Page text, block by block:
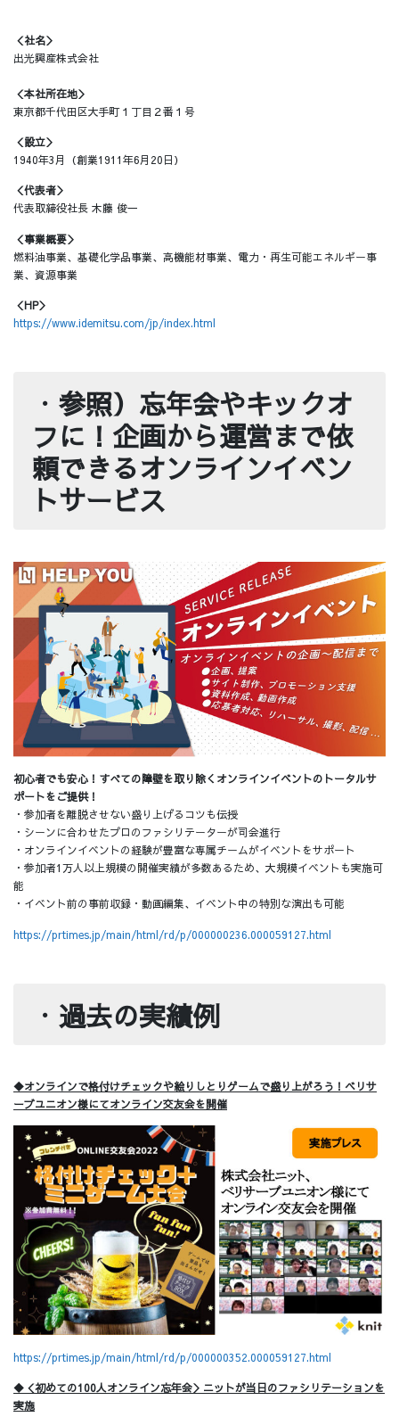
​＜社名＞
出光興産株式会社
＜本社所在地＞
東京都千代田区大手町１丁目２番１号
＜設立＞
1940年3月（創業1911年6月20日）
＜代表者＞
代表取締役社長 木藤 俊一
＜事業概要＞
燃料油事業、基礎化学品事業、高機能材事業、電力・再生可能エネルギー事
業、資源事業
＜HP＞
https://www.idemitsu.com/jp/index.html
・ 参照）忘年会やキックオ
フに！企画から運営まで依
頼できるオンラインイベン
トサービス
初心者でも安心！すべての障壁を取り除くオンラインイベントのトータルサ
ポートをご提供！
・参加者を離脱させない盛り上げるコツも伝授
・シーンに合わせたプロのファシリテーターが司会進行
・オンラインイベントの経験が豊富な専属チームがイベントをサポート
・参加者1万人以上規模の開催実績が多数あるため、大規模イベントも実施可
能
・イベント前の事前収録・動画編集、イベント中の特別な演出も可能
https://prtimes.jp/main/html/rd/p/000000236.000059127.html
・ 過去の実績例
◆オンラインで格付けチェックや絵りしとりゲームで盛り上がろう！ベリサ
ーブユニオン様にてオンライン交友会を開催
https://prtimes.jp/main/html/rd/p/000000352.000059127.html
◆＜初めての100人オンライン忘年会＞ニットが当日のファシリテーションを
実施